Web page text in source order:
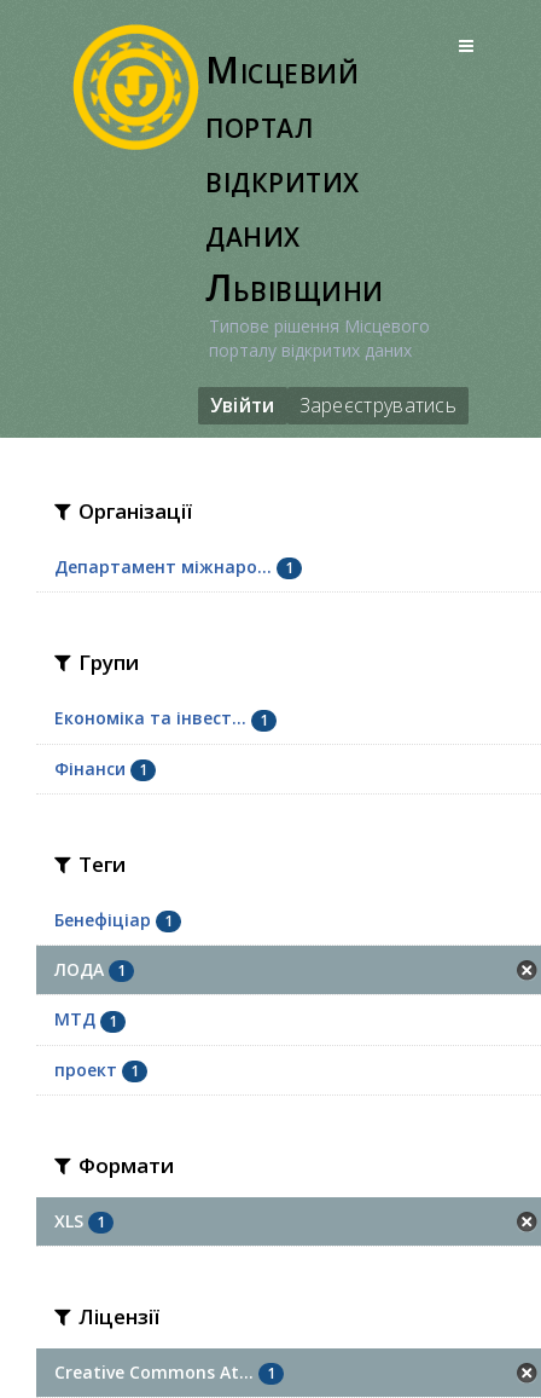
Місцевий
портал
відкритих
даних
Львівщини
Типове рішення Місцевого
порталу відкритих даних
Увійти Зареєструватись
Організації
Департамент міжнаро... 1
Групи
Економіка та інвест... 1
Фінанси 1
Теги
Бенефіціар 1
ЛОДА 1
МТД 1
проект 1
Формати
XLS 1
Ліцензії
Creative Commons At... 1